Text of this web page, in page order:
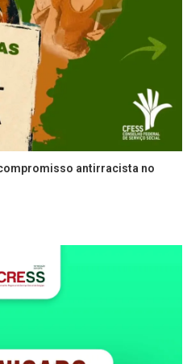
antirracista no